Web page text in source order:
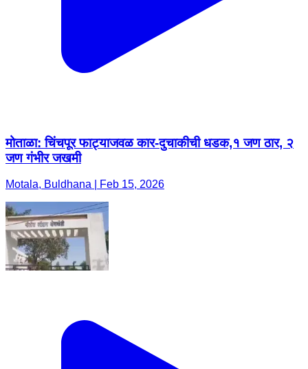
मोताळा: चिंचपूर फाट्याजवळ कार-दुचाकीची धडक,१ जण ठार, २
जण गंभीर जखमी
Motala, Buldhana | Feb 15, 2026